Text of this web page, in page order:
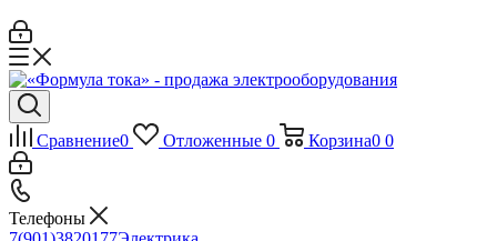
Сравнение0 Отложенные 0 Корзина0 0
Телефоны